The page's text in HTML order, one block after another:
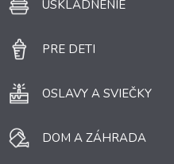
USKLADNENIE
PRE DETI
OSLAVY A SVIEČKY
DOM A ZÁHRADA